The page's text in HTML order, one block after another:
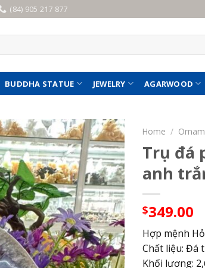
(84) 905 217 877
BUDDHA STATUE JEWELRY AGARWOOD
Home /
Trụ đá
anh
$349.00
Hợp mệnh
Chất liệu: Đá
Khối lương: